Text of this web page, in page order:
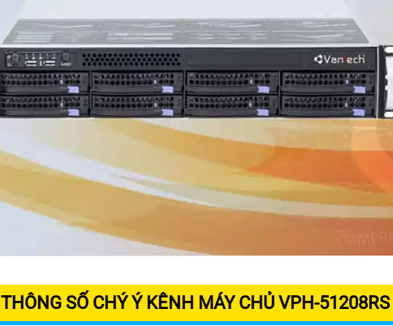
THÔNG SỐ CHÝ Ý KÊNH MÁY CHỦ VPH-